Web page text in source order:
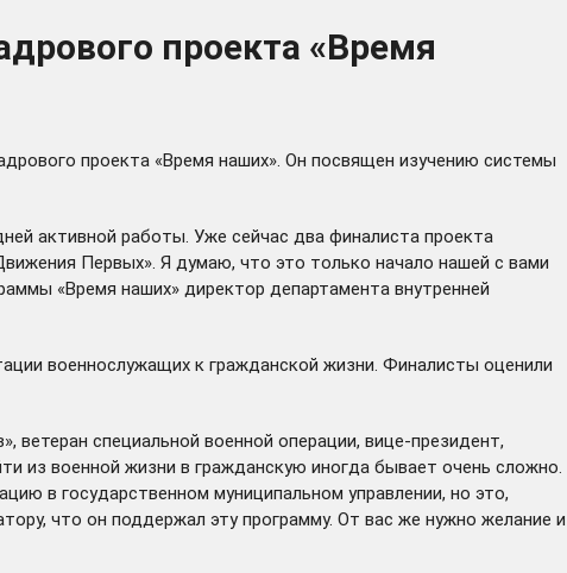
проекта «Время
проекта «Время наших». Он посвящен изучению системы
активной работы. Уже сейчас два финалиста проекта
Первых». Я думаю, что это только начало нашей с вами
«Время наших» директор департамента внутренней
военнослужащих к гражданской жизни. Финалисты оценили
ветеран специальной военной операции, вице-президент,
из военной жизни в гражданскую иногда бывает очень сложно.
в государственном муниципальном управлении, но это,
что он поддержал эту программу. От вас же нужно желание и